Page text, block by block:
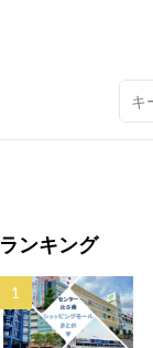
ランキング